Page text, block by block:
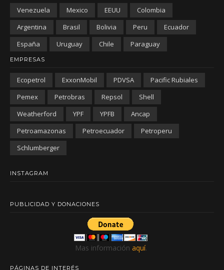
Venezuela Mexico EEUU
Colombia
Argentina
Brasil Bolivia Peru
Ecuador
España
Uruguay Chile Paraguay
EMPRESAS
Ecopetrol ExxonMobil PDVSA
Pacific Rubiales
Pemex
Petrobras Repsol
Shell
Weatherford
YPF YPFB
Ancap
Petroamazonas
Petroecuador
Petroperu
Schlumberger
INSTAGRAM
PUBLICIDAD Y DONACIONES
Mas información aquí.
PÁGINAS DE INTERÉS